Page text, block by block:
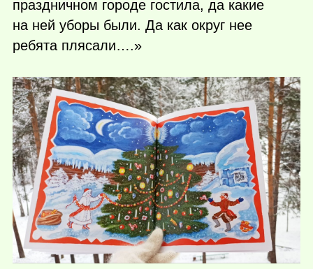
праздничном городе гостила, да какие
на ней уборы были. Да как округ нее
ребята плясали….»